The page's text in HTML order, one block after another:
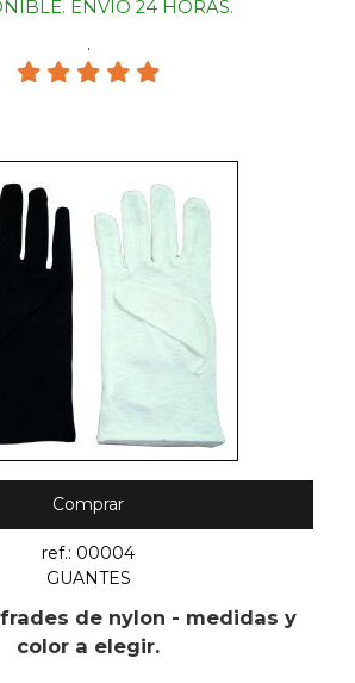
ENVIO 24 HORAS.
.
Comprar
ref.: 00004
GUANTES
de nylon - medidas y
color a elegir.